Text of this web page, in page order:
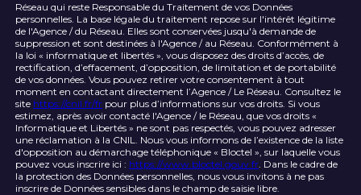
Réseau qui reste Responsable du Traitement de vos Données
personnelles. La base légale du traitement repose sur l'intérêt légitime
de l'Agence / du Réseau. Elles sont conservées jusqu'à demande de
suppression et sont destinées à l'Agence / au Réseau. Conformément à
la loi « informatique et libertés », vous disposez des droits d’accès, de
rectification, d’effacement, d’opposition, de limitation et de portabilité
de vos données. Vous pouvez retirer votre consentement à tout
moment en contactant directement l’Agence / Le Réseau. Consultez le
site https://cnil.fr/fr pour plus d’informations sur vos droits. Si vous
estimez, après avoir contacté l'Agence / le Réseau, que vos droits «
Informatique et Libertés » ne sont pas respectés, vous pouvez adresser
une réclamation à la CNIL. Nous vous informons de l’existence de la liste
d'opposition au démarchage téléphonique « Bloctel », sur laquelle vous
pouvez vous inscrire ici : https://www.bloctel.gouv.fr . Dans le cadre de
la protection des Données personnelles, nous vous invitons à ne pas
inscrire de Données sensibles dans le champ de saisie libre.